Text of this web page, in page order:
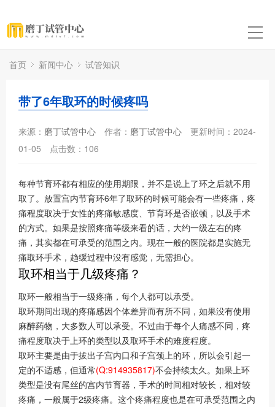
首页 新闻中心 试管知识
带了6年取环的时候疼吗
来源： 磨丁试管中心 作者： 磨丁试管中心
更新时间：2024-
01-05
点击数： 106
每种节育环都有相应的使用期限，并不是说上了环之后就不用
取了。放置宫内节育环6年了取环的时候可能会有一些疼痛，疼
痛程度取决于女性的疼痛敏感度、节育环是否嵌顿，以及手术
的方式。如果是按照疼痛等级来看的话，大约一级左右的疼
痛，其实都在可承受的范围之内。现在一般的医院都是实施无
痛取环手术，趋缓过程中没有感觉，无需担心。
取环相当于几级疼痛？
取环一般相当于一级疼痛，每个人都可以承受。
取环期间出现的疼痛感因个体差异而有所不同，如果没有使用
麻醉药物，大多数人可以承受。不过由于每个人痛感不同，疼
痛程度取决于上环的类型以及取环手术的难度程度。
取环主要是由于拔出子宫内口和子宫颈上的环，所以会引起一
定的不适感，但通常(Q:914935817)不会持续太久。如果上环
类型是没有尾丝的宫内节育器，手术的时间相对较长，相对较
疼痛，一般属于2级疼痛。这个疼痛程度也是在可承受范围之内